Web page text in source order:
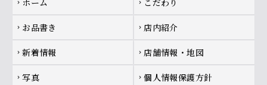
chevron_right chevron_right
chevron_right お品書き chevron_right 店内紹介
chevron_right 新着情報 chevron_right 店舗情報・地図
chevron_right 写真 chevron_right 個人情報保護方針